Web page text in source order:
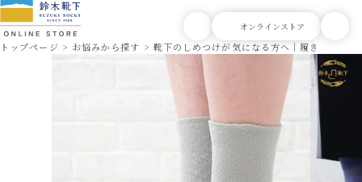
トップページ お悩みから探す 靴下のしめつけが気になる方へ｜履き口ゆった